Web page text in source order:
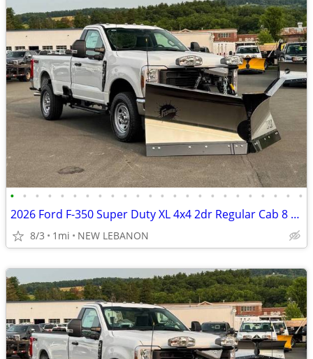
• • • • • • • • • • • • • • • • • • • • • • • •
2026 Ford F-350 Super Duty XL 4x4 2dr Regular Cab 8 ft. LB SRW Pickup
8/3 1mi NEW LEBANON